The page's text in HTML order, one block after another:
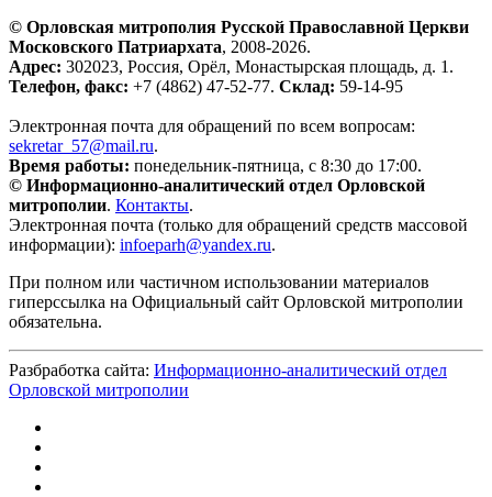
© Орловская митрополия Русской Православной Церкви
Московского Патриархата, 2008-2026.
Адрес: 302023, Россия, Орёл, Монастырская площадь, д. 1.
Телефон, факс: +7 (4862) 47-52-77. Склад: 59-14-95
Электронная почта для обращений по всем вопросам:
sekretar_57@mail.ru.
Время работы: понедельник-пятница, с 8:30 до 17:00.
© Информационно-аналитический отдел Орловской
митрополии. Контакты.
Электронная почта (только для обращений средств массовой
информации): infoeparh@yandex.ru.
При полном или частичном использовании материалов
гиперссылка на Официальный сайт Орловской митрополии
обязательна.
Разбработка сайта: Информационно-аналитический отдел
Орловской митрополии